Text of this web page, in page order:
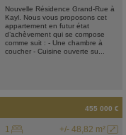
Nouvelle Résidence Grand-Rue à
Kayl. Nous vous proposons cet
appartement en futur état
d’achèvement qui se compose
comme suit : - Une chambre à
coucher - Cuisine ouverte su...
455 000 €
+/- 48,82 m²
1